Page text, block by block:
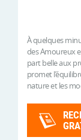
À quelques
des Amoureux
part belle aux
promet
nature et les